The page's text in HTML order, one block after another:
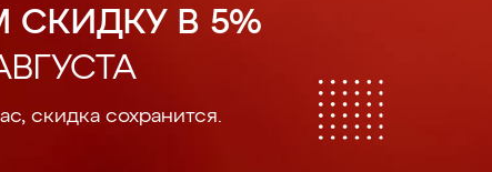
СКИДКУ В 5%
скидка сохранится.